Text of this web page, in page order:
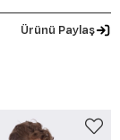
Ürünü Paylaş